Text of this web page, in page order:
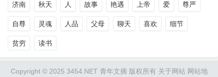
济南 秋天 人 故事 艳遇 上帝 爱 尊严
自尊 灵魂 人品 父母 聊天 喜欢 细节
贫穷 读书
Copyright © 2025 3454.NET 青年文摘 版权所有 关于网站 网站地